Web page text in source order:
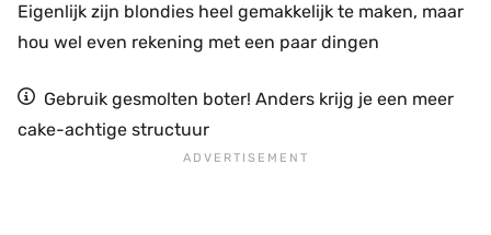
Eigenlijk zijn blondies heel gemakkelijk te maken, maar
hou wel even rekening met een paar dingen
Gebruik gesmolten boter! Anders krijg je een meer
cake-achtige structuur